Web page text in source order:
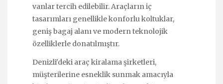
vanlar tercih edilebilir. Araçların iç
tasarımları genellikle konforlu koltuklar,
geniş bagaj alanı ve modern teknolojik
özelliklerle donatılmıştır.
Denizli'deki araç kiralama şirketleri,
müşterilerine esneklik sunmak amacıyla